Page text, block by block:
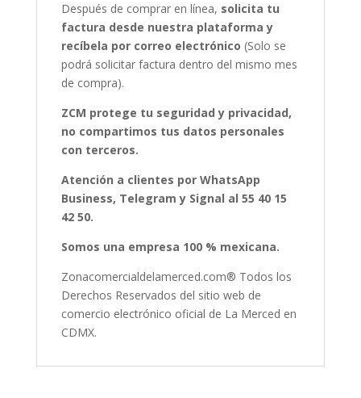
Después de comprar en línea, solicita tu
factura desde nuestra plataforma y
recíbela por correo electrónico (Solo se
podrá solicitar factura dentro del mismo mes
de compra).
ZCM protege tu seguridad y privacidad,
no compartimos tus datos personales
con terceros.
Atención a clientes por WhatsApp
Business, Telegram y Signal al 55 40 15
42 50.
Somos una empresa 100 % mexicana.
Zonacomercialdelamerced.com® Todos los
Derechos Reservados del sitio web de
comercio electrónico oficial de La Merced en
CDMX.